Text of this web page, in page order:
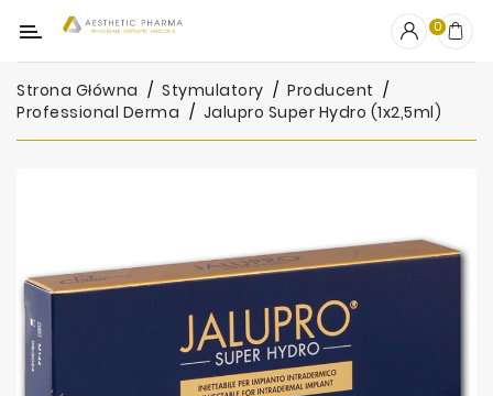
Kategoria 0
Strona Główna Stymulatory
Producent
Professional Derma
Jalupro Super Hydro (1x2,5ml)